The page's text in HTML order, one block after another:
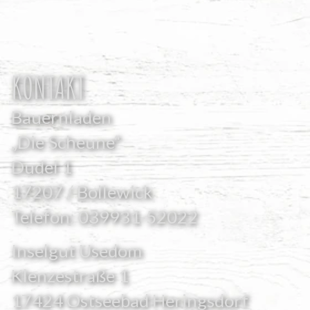
KONTAKT
Bauernladen
„Die Scheune“
Dudel 1
17207 / Bollewick
Telefon: 039931-52022
Inselgut Usedom
Klenzestraße 1
17424 Ostseebad Heringsdorf